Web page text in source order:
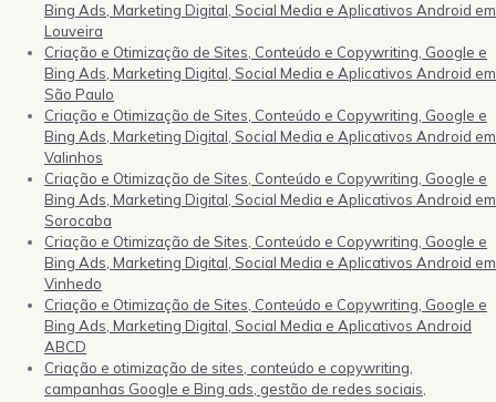
Bing Ads, Marketing Digital, Social Media e Aplicativos Android em
Louveira
Criação e Otimização de Sites, Conteúdo e Copywriting, Google e
Bing Ads, Marketing Digital, Social Media e Aplicativos Android em
São Paulo
Criação e Otimização de Sites, Conteúdo e Copywriting, Google e
Bing Ads, Marketing Digital, Social Media e Aplicativos Android em
Valinhos
Criação e Otimização de Sites, Conteúdo e Copywriting, Google e
Bing Ads, Marketing Digital, Social Media e Aplicativos Android em
Sorocaba
Criação e Otimização de Sites, Conteúdo e Copywriting, Google e
Bing Ads, Marketing Digital, Social Media e Aplicativos Android em
Vinhedo
Criação e Otimização de Sites, Conteúdo e Copywriting, Google e
Bing Ads, Marketing Digital, Social Media e Aplicativos Android
ABCD
Criação e otimização de sites, conteúdo e copywriting,
campanhas Google e Bing ads, gestão de redes sociais,